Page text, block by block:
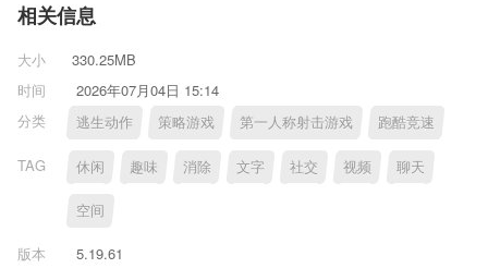
相关信息
大小
330.25MB
时间
2026年07月04日 15:14
分类
逃生动作 策略游戏 第一人称射击游戏 跑酷竞速
TAG 休闲 趣味 消除 文字 社交 视频 聊天
空间
版本
5.19.61